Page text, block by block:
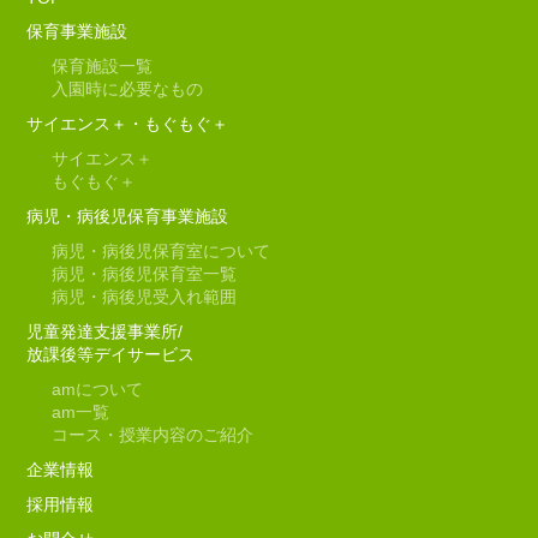
保育事業施設
保育施設一覧
入園時に必要なもの
サイエンス＋・もぐもぐ＋
サイエンス＋
もぐもぐ＋
病児・病後児保育事業施設
病児・病後児保育室について
病児・病後児保育室一覧
病児・病後児受入れ範囲
児童発達支援事業所/
放課後等デイサービス
amについて
am一覧
コース・授業内容のご紹介
企業情報
採用情報